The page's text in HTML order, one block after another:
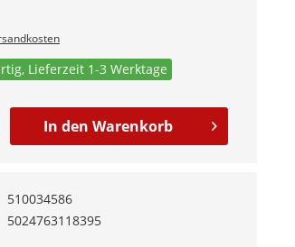
Lieferzeit 1-3 Werktage
In den Warenkorb
510034586
5024763118395